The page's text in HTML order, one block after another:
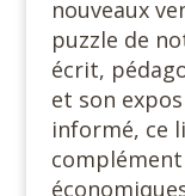
nouveaux
puzzle de
écrit,
et son
informé, ce
complément